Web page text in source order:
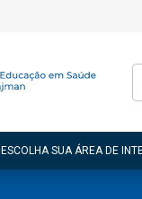
ESCOLHA SUA ÁREA DE